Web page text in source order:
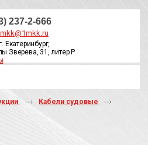
237-2-666
Екатеринбург,
Зверева, 31, литер Р
Кабели судовые